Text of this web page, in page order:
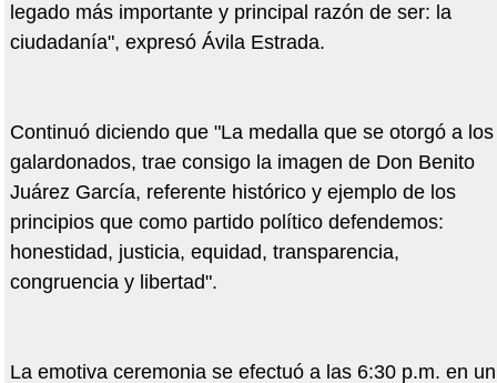
legado más importante y principal razón de ser: la
ciudadanía", expresó Ávila Estrada.
Continuó diciendo que "La medalla que se otorgó a los
galardonados, trae consigo la imagen de Don Benito
Juárez García, referente histórico y ejemplo de los
principios que como partido político defendemos:
honestidad, justicia, equidad, transparencia,
congruencia y libertad".
La emotiva ceremonia se efectuó a las 6:30 p.m. en un